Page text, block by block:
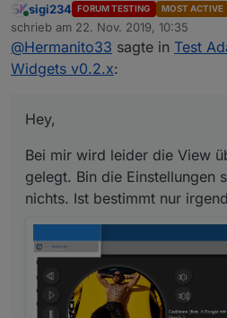
Bei mir wird leider
gelegt. Bin die
finde nichts. Ist
Hacken.
Online
sigi234 FORUM TESTING MOST ACTIVE
schrieb am 22. Nov. 2019, 10:35
zuletzt editiert von
@Hermanito33 sagte in Test
Widgets v0.2.x:
Hey,
Bei mir wird leider die View
gelegt. Bin die Einstellungen
nichts. Ist bestimmt nur